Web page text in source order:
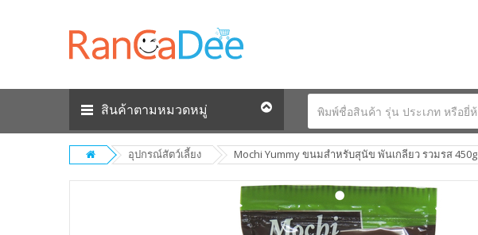
สินค้าตามหมวดหมู่
อุปกรณ์สัตว์เลี้ยง Mochi Yummy ขนมสำหรับสุนัข พันเกลียว รวมรส 450g